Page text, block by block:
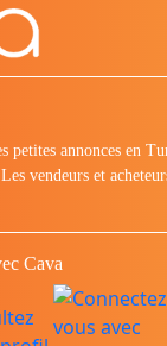
petites annonces en
vendeurs et
Cava